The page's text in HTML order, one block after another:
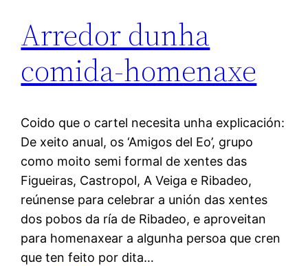
Arredor dunha
comida-homenaxe
Coido que o cartel necesita unha explicación:
De xeito anual, os ‘Amigos del Eo’, grupo
como moito semi formal de xentes das
Figueiras, Castropol, A Veiga e Ribadeo,
reúnense para celebrar a unión das xentes
dos pobos da ría de Ribadeo, e aproveitan
para homenaxear a algunha persoa que cren
que ten feito por dita…